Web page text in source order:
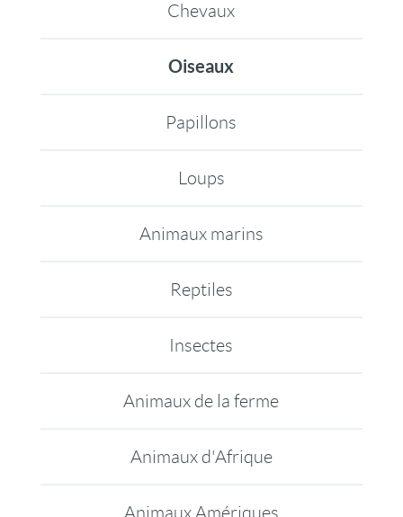
Chevaux
Oiseaux
Papillons
Loups
Animaux marins
Reptiles
Insectes
Animaux de la ferme
Animaux d'Afrique
Animaux Amériques